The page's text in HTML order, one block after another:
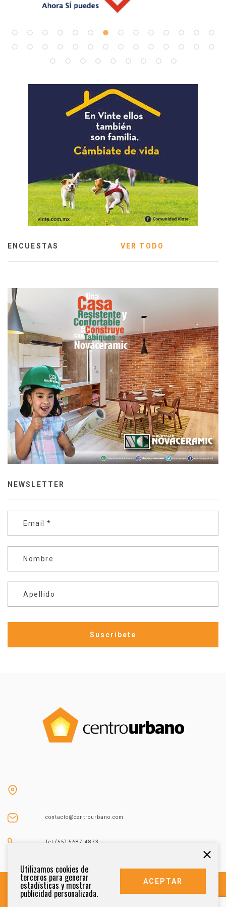
ENCUESTAS VER TODO
NEWSLETTER
Email *
Nombre
Apellido
contacto@centrourbano.com
Tel (55) 5687-4873
Utilizamos cookies de
terceros para generar
estadísticas y mostrar
publicidad personalizada.
ACEPTAR